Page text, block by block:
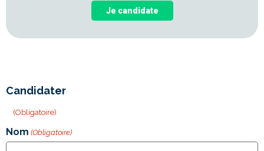
Je candidate
Candidater
(Obligatoire)
Nom (Obligatoire)